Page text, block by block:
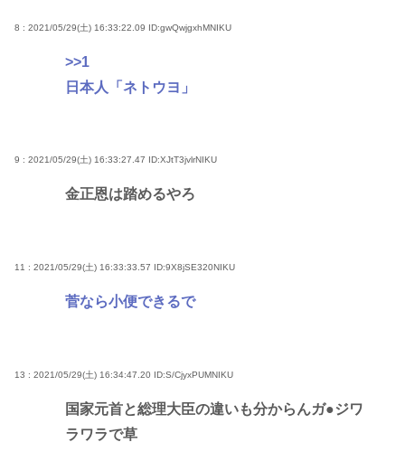
8 : 2021/05/29(土) 16:33:22.09 ID:gwQwjgxhMNIKU
>>1
日本人「ネトウヨ」
9 : 2021/05/29(土) 16:33:27.47 ID:XJtT3jvlrNIKU
金正恩は踏めるやろ
11 : 2021/05/29(土) 16:33:33.57 ID:9X8jSE320NIKU
菅なら小便できるで
13 : 2021/05/29(土) 16:34:47.20 ID:S/CjyxPUMNIKU
国家元首と総理大臣の違いも分からんガ●ジワ
ラワラで草